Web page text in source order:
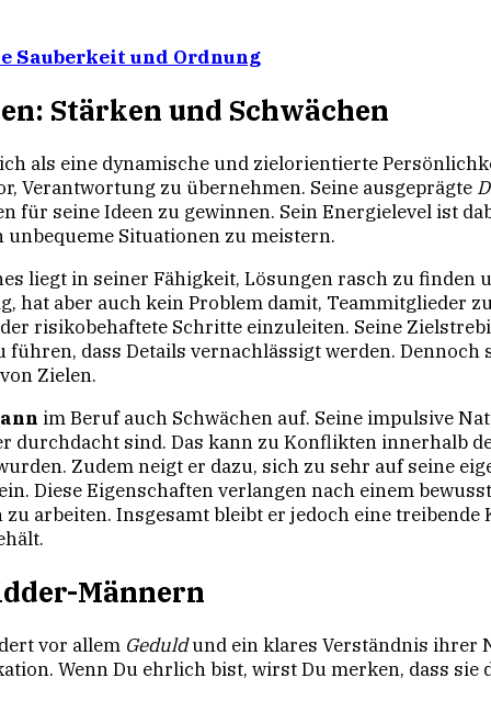
Sauberkeit und Ordnung
Stärken und Schwächen
als eine dynamische und zielorientierte
Verantwortung zu übernehmen. Seine ausgeprägte
für seine Ideen zu gewinnen. Sein Energielevel ist
Situationen zu meistern.
liegt in seiner Fähigkeit, Lösungen rasch zu finden
hat aber auch kein Problem damit, Teammitglieder
risikobehaftete Schritte einzuleiten. Seine
dass Details vernachlässigt werden. Dennoch
Zielen.
im Beruf auch Schwächen auf. Seine impulsive
sind. Das kann zu Konflikten innerhalb
Zudem neigt er dazu, sich zu sehr auf seine
Diese Eigenschaften verlangen nach einem
arbeiten. Insgesamt bleibt er jedoch eine
Männern
vor allem Geduldund ein klares Verständnis ihrer
Wenn Du ehrlich bist, wirst Du merken, dass